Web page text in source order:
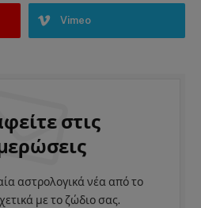
Vimeo
στις
αστρολογικά νέα από το
με το ζώδιο σας.